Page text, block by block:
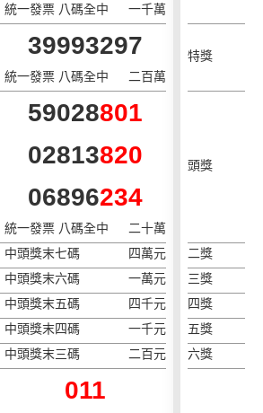
統一發票 八碼全中 一千萬
39993297
統一發票 八碼全中 二百萬
59028801
02813820
06896234
統一發票 八碼全中
二十萬
中頭獎末七碼
四萬元
中頭獎末六碼
一萬元
中頭獎末五碼
四千元
中頭獎末四碼
一千元
中頭獎末三碼 二百元
011
特獎
頭獎
二獎
三獎
四獎
五獎
六獎